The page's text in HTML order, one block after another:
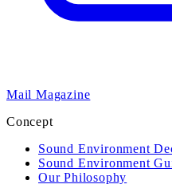
Mail Magazine
Concept
Sound Environment
Sound Environment
Our Philosophy